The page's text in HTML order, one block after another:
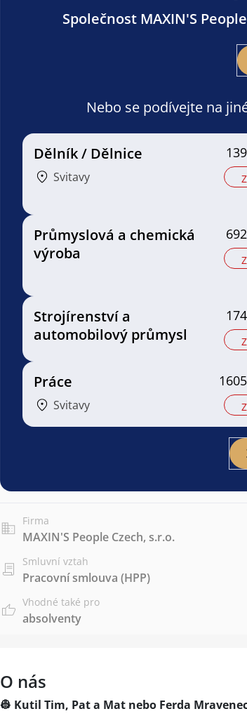
Společnost MAXIN'S
Nebo se podívejte na
Dělník / Dělnice
Svitavy
Průmyslová a chemická
výroba
Strojírenství a
automobilový průmysl
Práce
Svitavy
Firma
MAXIN'S People Czech, s.r.o.
Smluvní vztah
Pracovní smlouva (HPP)
Vhodné také pro
absolventy
O nás
👷 Kutil Tim, Pat a Mat nebo Ferda